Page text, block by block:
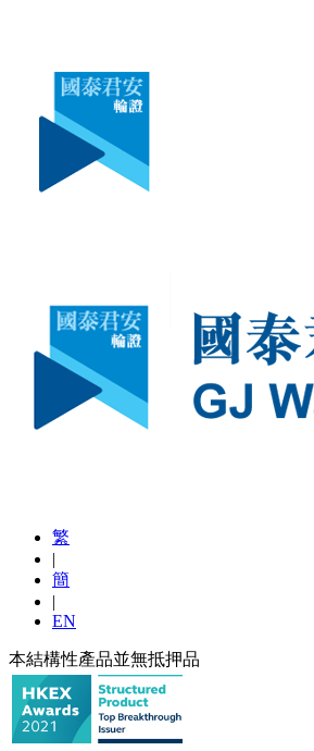
繁
|
簡
|
EN
本結構性產品並無抵押品